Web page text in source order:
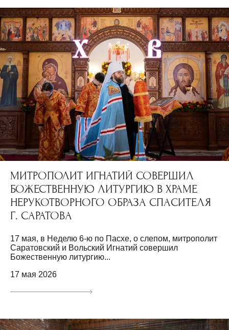
МИТРОПОЛИТ ИГНАТИЙ СОВЕРШИЛ
БОЖЕСТВЕННУЮ ЛИТУРГИЮ В ХРАМЕ
НЕРУКОТВОРНОГО ОБРАЗА СПАСИТЕЛЯ
Г. САРАТОВА
17 мая, в Неделю 6-ю по Пасхе, о слепом, митрополит
Саратовский и Вольский Игнатий совершил
Божественную литургию...
17 мая 2026